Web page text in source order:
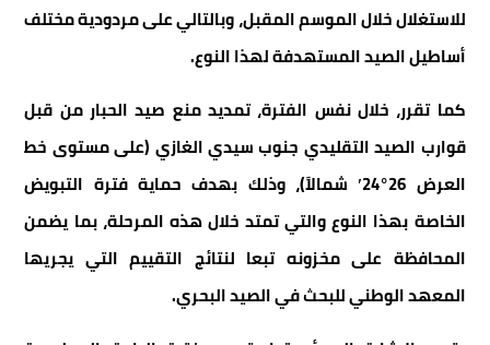
للاستغلال خلال الموسم المقبل، وبالتالي على مردودية مختلف
أساطيل الصيد المستهدفة لهذا النوع.
كما تقرر، خلال نفس الفترة، تمديد منع صيد الحبار من قبل
قوارب الصيد التقليدي جنوب سيدي الغازي (على مستوى خط
العرض 26°24′ شمالاً)، وذلك بهدف حماية فترة التبويض
الخاصة بهذا النوع والتي تمتد خلال هذه المرحلة، بما يضمن
المحافظة على مخزونه تبعا لنتائج التقييم التي يجريها
المعهد الوطني للبحث في الصيد البحري.